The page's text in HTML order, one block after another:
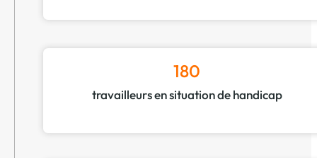
180
travailleurs en situation de handicap